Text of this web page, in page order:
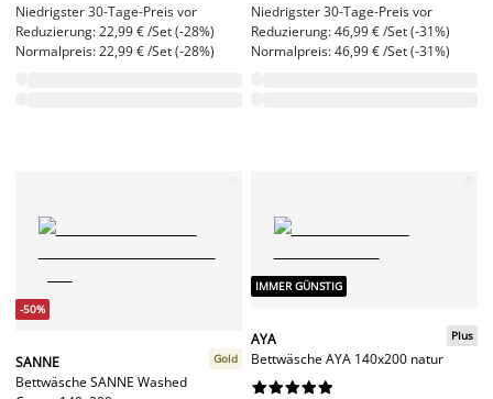
Niedrigster 30-Tage-Preis vor
Reduzierung: 22,99 € /Set (-28%)
Normalpreis: 22,99 € /Set (-28%)
Niedrigster 30-Tage-Preis vor
Reduzierung: 46,99 € /Set (-31%)
Normalpreis: 46,99 € /Set (-31%)
-50%
SANNE
Bettwäsche SANNE Washed
Gold
IMMER GÜNSTIG
AYA
Bettwäsche AYA 140x200 natur
Plus





